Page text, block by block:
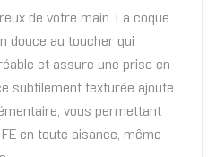
de votre main. La coque
douce au toucher qui
et assure une prise en
subtilement texturée ajoute
vous permettant
en toute aisance, même